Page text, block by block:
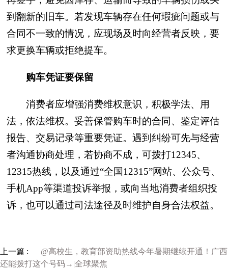
到翻新的旧车。若发现车辆存在任何瑕疵问题或与
合同不一致的情况，应现场及时向经营者反映，要
求更换车辆或拒绝提车。
购车凭证要保留
消费者应增强消费维权意识，积极学法、用
法，依法维权。妥善保管购车时的合同、鉴定评估
报告、交易记录等重要凭证。遇到纠纷可先与经营
者沟通协商处理，若协商不成，可拨打12345、
12315热线，以及通过“全国12315”网站、公众号、
手机App等渠道投诉举报，或向当地消费者组织投
诉，也可以通过司法途径及时维护自身合法权益。
上一篇 :
@高校生，教育部资助热线今年暑期继续开通！广西
还能拨打这个号码→|全球聚焦